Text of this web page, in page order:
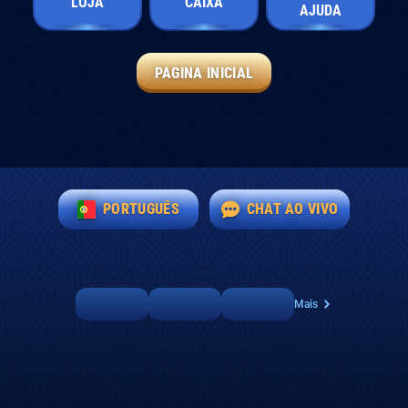
AJUDA
PAGINA INICIAL
PORTUGUÊS CHAT AO VIVO
Mais